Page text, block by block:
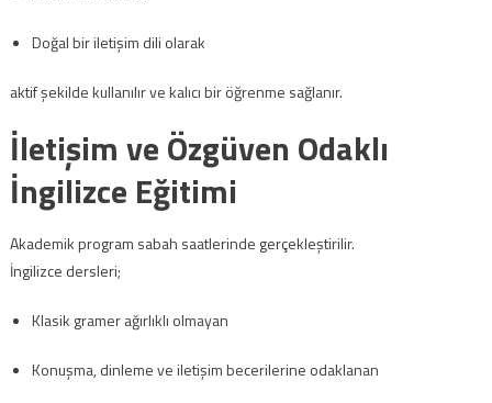
Doğal bir iletişim dili olarak
aktif şekilde kullanılır ve kalıcı bir öğrenme sağlanır.
İletişim ve Özgüven Odaklı
İngilizce Eğitimi
Akademik program sabah saatlerinde gerçekleştirilir.
İngilizce dersleri;
Klasik gramer ağırlıklı olmayan
Konuşma, dinleme ve iletişim becerilerine odaklanan